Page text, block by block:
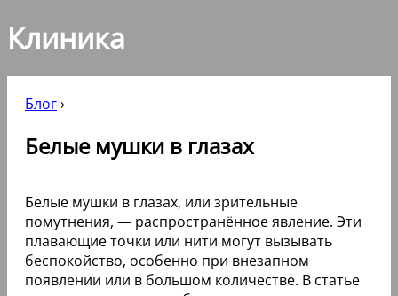
Клиника
Блог›
Белые мушки в глазах
Белые мушки в глазах, или зрительные
помутнения, — распространённое явление. Эти
плавающие точки или нити могут вызывать
беспокойство, особенно при внезапном
появлении или в большом количестве. В статье